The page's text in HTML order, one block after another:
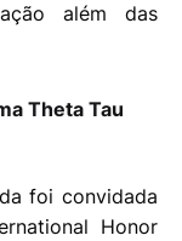
além das
Theta Tau
foi convidada
Honor